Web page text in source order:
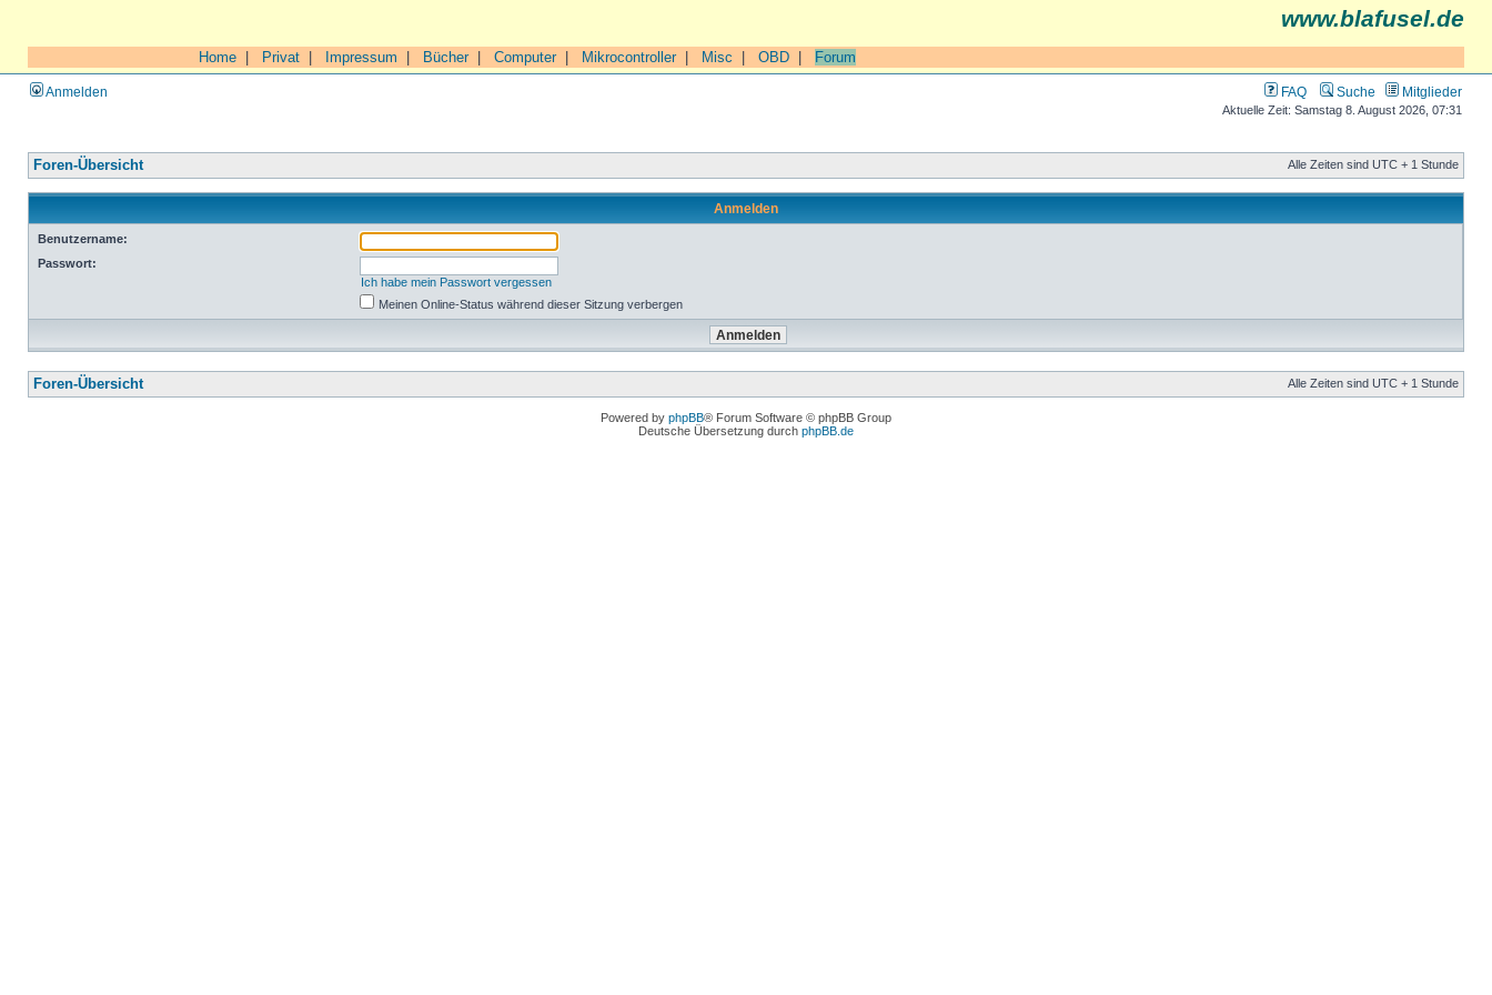
www.blafusel.de
Home Privat Impressum Bücher| Computer| Mikrocontroller| Misc OBD Forum
Anmelden FAQ Suche Mitglieder
Aktuelle Zeit: Samstag 8. August 2026, 07:31
Foren-Übersicht Alle Zeiten sind UTC + 1 Stunde
Anmelden
Benutzername:
Passwort:
Ich habe mein Passwort vergessen
Meinen Online-Status während dieser Sitzung verbergen
Foren-Übersicht Alle Zeiten sind UTC + 1 Stunde
Powered by phpBB® Forum Software © phpBB Group
Deutsche Übersetzung durch phpBB.de